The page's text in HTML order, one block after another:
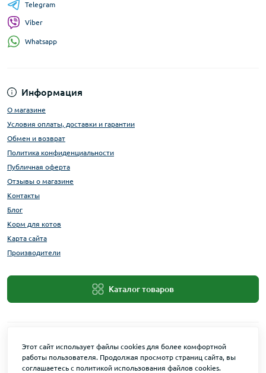
Информация
О магазине
Условия оплаты, доставки и гарантии
Обмен и возврат
Политика конфиденциальности
Публичная оферта
Отзывы о магазине
Контакты
Блог
Корм для котов
Карта сайта
Производители
Каталог товаров
Telegram
Viber
Whatsapp
Этот сайт использует файлы cookies для более комфортной
работы пользователя. Продолжая просмотр страниц сайта, вы
соглашаетесь с политикой использования файлов cookies.